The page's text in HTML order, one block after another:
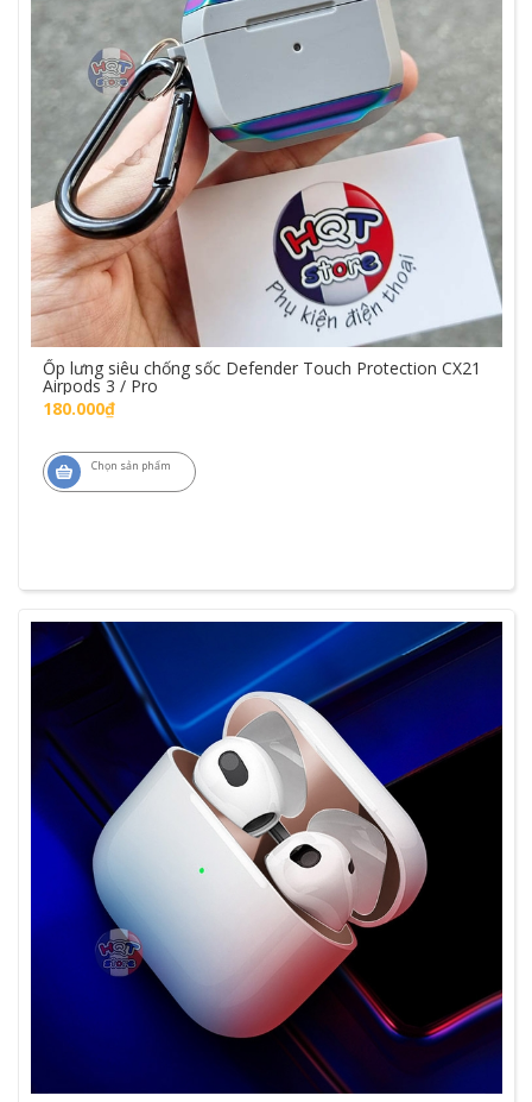
Ốp lưng siêu chống sốc Defender Touch Protection CX21
Airpods 3 / Pro
180.000₫
Chọn sản phẩm